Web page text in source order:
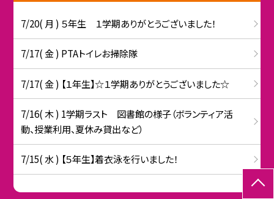
7/20( 月 ) ５年生 １学期ありがとうございました！
7/17( 金 ) PTAトイレお掃除隊
7/17( 金 ) 【１年生】☆１学期ありがとうございました☆
7/16( 木 ) 1学期ラスト 図書館の様子（ボランティア活
動、授業利用、夏休み貸出など）
7/15( 水 ) 【５年生】着衣泳を行いました！